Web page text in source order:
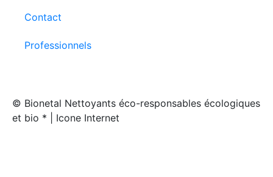
6 avis
Contact
Professionnels
© Bionetal Nettoyants éco-responsables écologiques
et bio * | Icone Internet